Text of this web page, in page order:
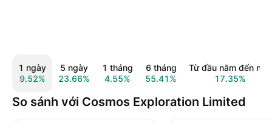
1 ngày
9.52%
5 ngày
23.66%
1 tháng
4.55%
6 tháng
55.41%
Từ đầu năm đến nay
17.35%
So sánh với Cosmos Exploration Limited